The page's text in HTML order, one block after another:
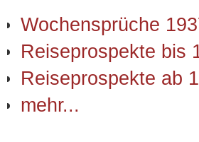
Wochensprüche
Reiseprospekte bis
Reiseprospekte ab
mehr...